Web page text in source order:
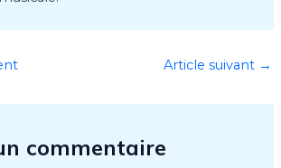
Article suivant →
commentaire